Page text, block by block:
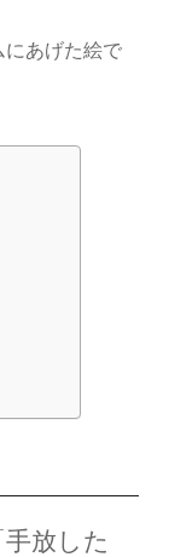
にあげた絵で
放した